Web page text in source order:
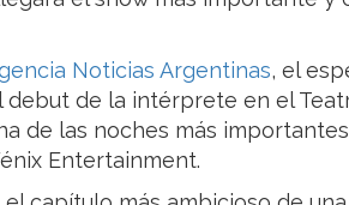
Noticias Argentinas, el
debut de la intérprete en el
de las noches más
Entertainment.